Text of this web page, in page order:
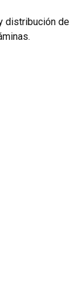
distribución de